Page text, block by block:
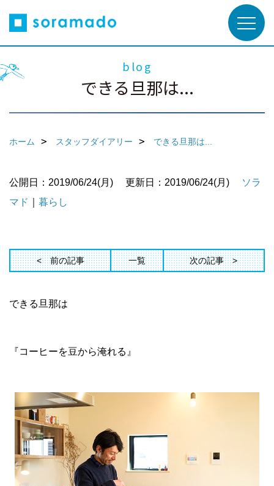
blog
できる旦那は...
ホーム スタッフダイアリー できる旦那は...
公開日：2019/06/24(月) 更新日：2019/06/24(月)
ソラ
マド
暮らし
前の記事 一覧 次の記事
できる旦那は
『コーヒーを豆から淹れる』